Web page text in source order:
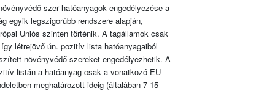
szer hatóanyagok engedélyezése a
egyik legszigorúbb rendszere alapján,
Uniós szinten történik. A tagállamok csak
létrejövő ún. pozitív lista hatóanyagaiból
növényvédő szereket engedélyezhetik. A
listán a hatóanyag csak a vonatkozó EU
meghatározott ideig (általában 7-15